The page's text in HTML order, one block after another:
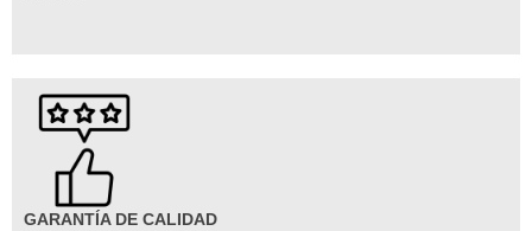
GARANTÍA DE CALIDAD